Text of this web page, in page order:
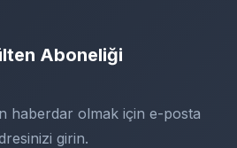
Aboneliği
haberdar olmak için e-posta
girin.